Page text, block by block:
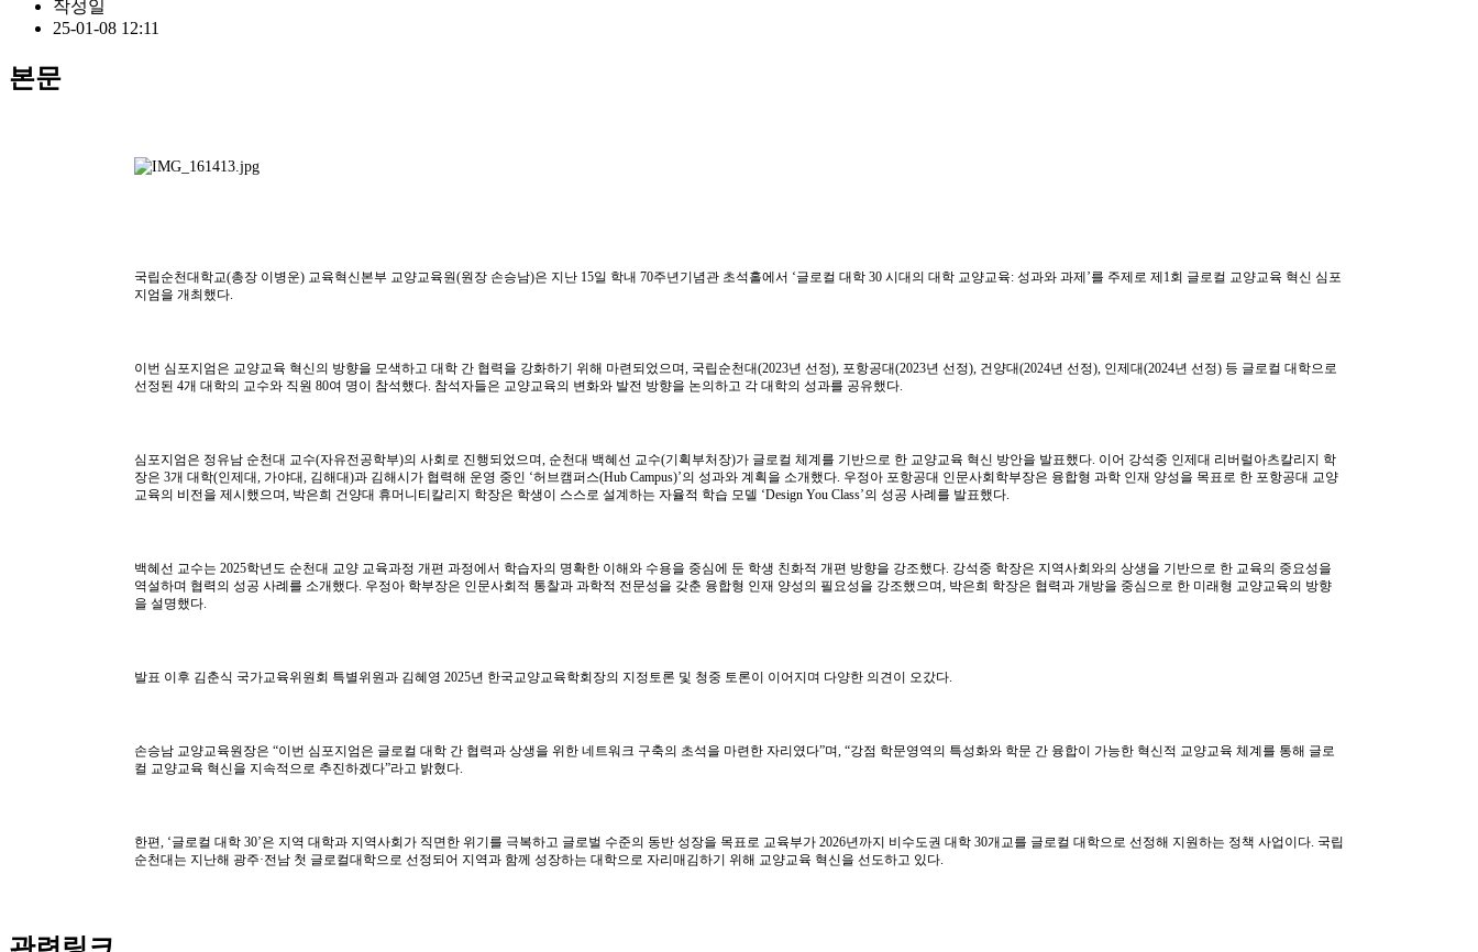
작성일
25-01-08 12:11
본문
국립순천대학교(총장 이병운) 교육혁신본부 교양교육원(원장 손승남)은 지난 15일 학내 70주년기념관 초석홀에서 ‘글로컬 대학 30 시대의 대학 교양교육: 성과와 과제 ’를 주제로 제 1회 글로컬 교양교육 혁신 심포
지엄을 개최했다.
이번 심포지엄은 교양교육 혁신의 방향을 모색하고 대학 간 협력을 강화하기 위해 마련되었으며, 국립순천대(2023년 선정), 포항공대(2023년 선정), 건양대(2024년 선정), 인제대(2024년 선정) 등 글로컬 대학으로
선정된 4개 대학의 교수와 직원 80여 명이 참석했다. 참석자들은 교양교육의 변화와 발전 방향을 논의하고 각 대학의 성과를 공유했다.
심포지엄은 정유남 순천대 교수(자유전공학부)의 사회로 진행되었으며, 순천대 백혜선 교수(기획부처장)가 글로컬 체계를 기반으로 한 교양교육 혁신 방안을 발표했다. 이어 강석중 인제대 리버럴아츠칼리지 학
장은 3개 대학(인제대, 가야대, 김해대)과 김해시가 협력해 운영 중인 ‘허브캠퍼스(Hub Campus)’의 성과와 계획을 소개했다. 우정아 포항공대 인문사회학부장은 융합형 과학 인재 양성을 목표로 한 포항공대 교양
교육의 비전을 제시했으며, 박은희 건양대 휴머니티칼리지 학장은 학생이 스스로 설계하는 자율적 학습 모델 ‘Design You Class’의 성공 사례를 발표했다.
백혜선 교수는 2025학년도 순천대 교양 교육과정 개편 과정에서 학습자의 명확한 이해와 수용을 중심에 둔 학생 친화적 개편 방향을 강조했다. 강석중 학장은 지역사회와의 상생을 기반으로 한 교육의 중요성을
역설하며 협력의 성공 사례를 소개했다. 우정아 학부장은 인문사회적 통찰과 과학적 전문성을 갖춘 융합형 인재 양성의 필요성을 강조했으며, 박은희 학장은 협력과 개방을 중심으로 한 미래형 교양교육의 방향
을 설명했다.
발표 이후 김춘식 국가교육위원회 특별위원과 김혜영 2025년 한국교양교육학회장의 지정토론 및 청중 토론이 이어지며 다양한 의견이 오갔다.
손승남 교양교육원장은 “이번 심포지엄은 글로컬 대학 간 협력과 상생을 위한 네트워크 구축의 초석을 마련한 자리였다”며, “강점 학문영역의 특성화와 학문 간 융합이 가능한 혁신적 교양교육 체계를 통해 글로
컬 교양교육 혁신을 지속적으로 추진하겠다”라고 밝혔다.
한편, ‘글로컬 대학 30’은 지역 대학과 지역사회가 직면한 위기를 극복하고 글로벌 수준의 동반 성장을 목표로 교육부가 2026년까지 비수도권 대학 30개교를 글로컬 대학으로 선정해 지원하는 정책 사업이다. 국립
순천대는 지난해 광주·전남 첫 글로컬대학으로 선정되어 지역과 함께 성장하는 대학으로 자리매김하기 위해 교양교육 혁신을 선도하고 있다.